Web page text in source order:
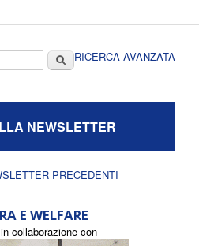
CercaRICERCA AVANZATA
NEWSLETTER
PRECEDENTI
E WELFARE
collaborazione con